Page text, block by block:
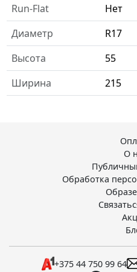
Run-Flat
Нет
Диаметр
R17
Высота
55
Ширина
215
О
Обработка
+375 44 750 99 64